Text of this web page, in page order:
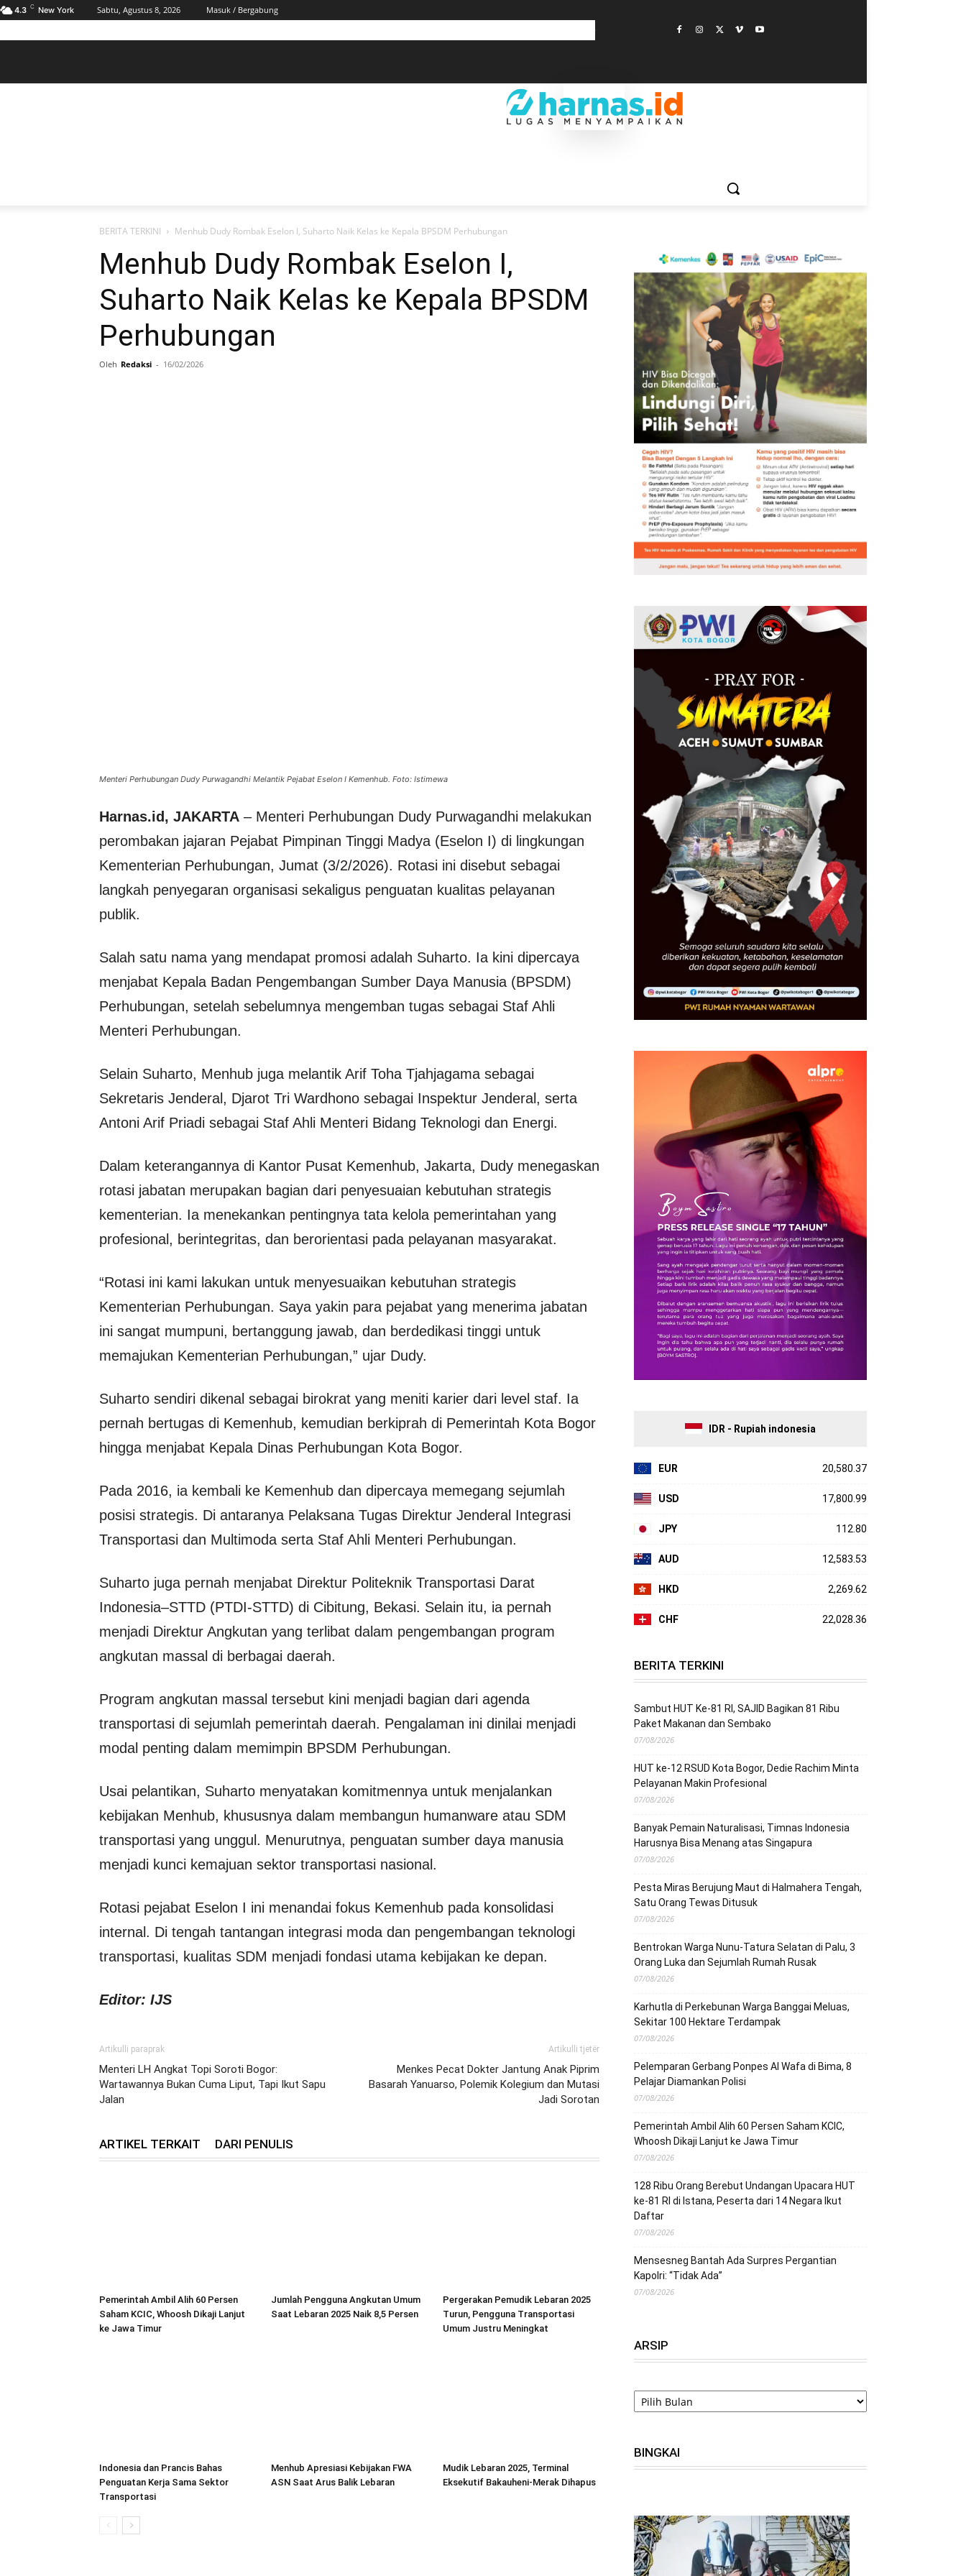
4.3 C New York Sabtu, Agustus 8, 2026
Masuk / Bergabung
BERITA TERKINI Menhub Dudy Rombak Eselon I, Suharto Naik Kelas ke Kepala BPSDM Perhubungan
Menhub Dudy Rombak Eselon I,
Suharto Naik Kelas ke Kepala BPSDM
Perhubungan
Oleh Redaksi - 16/02/2026
Menteri Perhubungan Dudy Purwagandhi Melantik Pejabat Eselon I Kemenhub. Foto: Istimewa
Harnas.id, JAKARTA – Menteri Perhubungan Dudy Purwagandhi melakukan
perombakan jajaran Pejabat Pimpinan Tinggi Madya (Eselon I) di lingkungan
Kementerian Perhubungan, Jumat (3/2/2026). Rotasi ini disebut sebagai
langkah penyegaran organisasi sekaligus penguatan kualitas pelayanan
publik.
Salah satu nama yang mendapat promosi adalah Suharto. Ia kini dipercaya
menjabat Kepala Badan Pengembangan Sumber Daya Manusia (BPSDM)
Perhubungan, setelah sebelumnya mengemban tugas sebagai Staf Ahli
Menteri Perhubungan.
Selain Suharto, Menhub juga melantik Arif Toha Tjahjagama sebagai
Sekretaris Jenderal, Djarot Tri Wardhono sebagai Inspektur Jenderal, serta
Antoni Arif Priadi sebagai Staf Ahli Menteri Bidang Teknologi dan Energi.
Dalam keterangannya di Kantor Pusat Kemenhub, Jakarta, Dudy menegaskan
rotasi jabatan merupakan bagian dari penyesuaian kebutuhan strategis
kementerian. Ia menekankan pentingnya tata kelola pemerintahan yang
profesional, berintegritas, dan berorientasi pada pelayanan masyarakat.
“Rotasi ini kami lakukan untuk menyesuaikan kebutuhan strategis
Kementerian Perhubungan. Saya yakin para pejabat yang menerima jabatan
ini sangat mumpuni, bertanggung jawab, dan berdedikasi tinggi untuk
memajukan Kementerian Perhubungan,” ujar Dudy.
Suharto sendiri dikenal sebagai birokrat yang meniti karier dari level staf. Ia
pernah bertugas di Kemenhub, kemudian berkiprah di Pemerintah Kota Bogor
hingga menjabat Kepala Dinas Perhubungan Kota Bogor.
Pada 2016, ia kembali ke Kemenhub dan dipercaya memegang sejumlah
posisi strategis. Di antaranya Pelaksana Tugas Direktur Jenderal Integrasi
Transportasi dan Multimoda serta Staf Ahli Menteri Perhubungan.
Suharto juga pernah menjabat Direktur Politeknik Transportasi Darat
Indonesia–STTD (PTDI-STTD) di Cibitung, Bekasi. Selain itu, ia pernah
menjadi Direktur Angkutan yang terlibat dalam pengembangan program
angkutan massal di berbagai daerah.
Program angkutan massal tersebut kini menjadi bagian dari agenda
transportasi di sejumlah pemerintah daerah. Pengalaman ini dinilai menjadi
modal penting dalam memimpin BPSDM Perhubungan.
Usai pelantikan, Suharto menyatakan komitmennya untuk menjalankan
kebijakan Menhub, khususnya dalam membangun humanware atau SDM
transportasi yang unggul. Menurutnya, penguatan sumber daya manusia
menjadi kunci kemajuan sektor transportasi nasional.
Rotasi pejabat Eselon I ini menandai fokus Kemenhub pada konsolidasi
internal. Di tengah tantangan integrasi moda dan pengembangan teknologi
transportasi, kualitas SDM menjadi fondasi utama kebijakan ke depan.
Editor: IJS
Artikulli paraprak
Menteri LH Angkat Topi Soroti Bogor:
Wartawannya Bukan Cuma Liput, Tapi Ikut Sapu
Jalan
Artikulli tjetër
Menkes Pecat Dokter Jantung Anak Piprim
Basarah Yanuarso, Polemik Kolegium dan Mutasi
Jadi Sorotan
ARTIKEL TERKAIT DARI PENULIS
Pemerintah Ambil Alih 60 Persen
Saham KCIC, Whoosh Dikaji Lanjut
ke Jawa Timur
Jumlah Pengguna Angkutan Umum
Saat Lebaran 2025 Naik 8,5 Persen
Pergerakan Pemudik Lebaran 2025
Turun, Pengguna Transportasi
Umum Justru Meningkat
Indonesia dan Prancis Bahas
Penguatan Kerja Sama Sektor
Transportasi
Menhub Apresiasi Kebijakan FWA
ASN Saat Arus Balik Lebaran
Mudik Lebaran 2025, Terminal
Eksekutif Bakauheni-Merak Dihapus
IDR - Rupiah indonesia
EUR 20,580.37
USD 17,800.99
JPY 112.80
AUD 12,583.53
HKD 2,269.62
CHF 22,028.36
BERITA TERKINI
Sambut HUT Ke-81 RI, SAJID Bagikan 81 Ribu
Paket Makanan dan Sembako
07/08/2026
HUT ke-12 RSUD Kota Bogor, Dedie Rachim Minta
Pelayanan Makin Profesional
07/08/2026
Banyak Pemain Naturalisasi, Timnas Indonesia
Harusnya Bisa Menang atas Singapura
07/08/2026
Pesta Miras Berujung Maut di Halmahera Tengah,
Satu Orang Tewas Ditusuk
07/08/2026
Bentrokan Warga Nunu-Tatura Selatan di Palu, 3
Orang Luka dan Sejumlah Rumah Rusak
07/08/2026
Karhutla di Perkebunan Warga Banggai Meluas,
Sekitar 100 Hektare Terdampak
07/08/2026
Pelemparan Gerbang Ponpes Al Wafa di Bima, 8
Pelajar Diamankan Polisi
07/08/2026
Pemerintah Ambil Alih 60 Persen Saham KCIC,
Whoosh Dikaji Lanjut ke Jawa Timur
07/08/2026
128 Ribu Orang Berebut Undangan Upacara HUT
ke-81 RI di Istana, Peserta dari 14 Negara Ikut
Daftar
07/08/2026
Mensesneg Bantah Ada Surpres Pergantian
Kapolri: “Tidak Ada”
07/08/2026
ARSIP
ARSIP
BINGKAI